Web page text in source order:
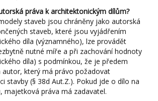
práva k architektonickým dílům?
staveb jsou chráněny jako autorská
staveb, které jsou vyjádřením
díla (významného), lze provádět
nutné míře a při zachování hodnoty
díla) s podmínkou, že je předem
který má právo požadovat
stavby (§ 38d Aut.Z.). Pokud jde o dílo na
majetková práva má zadavatel.